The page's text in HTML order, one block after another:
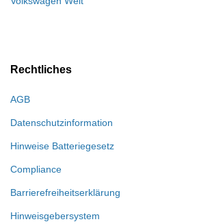
Rechtliches
AGB
Datenschutzinformation
Hinweise Batteriegesetz
Compliance
Barrierefreiheitserklärung
Hinweisgebersystem